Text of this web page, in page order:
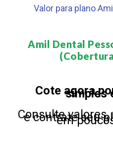
Valor para plano
Amil Dental
Cote agora
simples
Consulte
e contrate seu
em